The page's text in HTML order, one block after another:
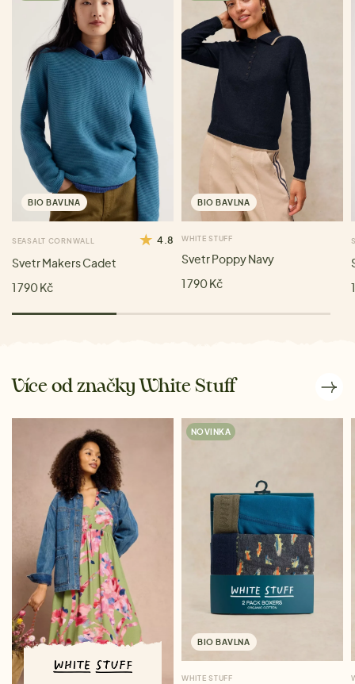
BIO BAVLNA
SEASALT CORNWALL 4.8
Svetr Makers Cadet
1 790 Kč
BIO BAVLNA
WHITE STUFF
Svetr Poppy Navy
1 790 Kč
Více od značky White Stuff
NOVINKA
BIO BAVLNA
WHITE STUFF